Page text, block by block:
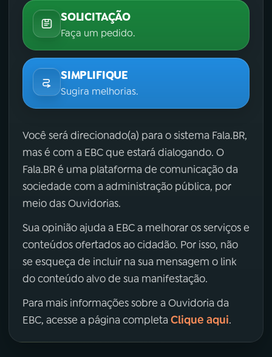
SOLICITAÇÃO
Faça um pedido.
SIMPLIFIQUE
Sugira melhorias.
Você será direcionado(a) para o sistema Fala.BR,
mas é com a EBC que estará dialogando. O
Fala.BR é uma plataforma de comunicação da
sociedade com a administração pública, por
meio das Ouvidorias.
Sua opinião ajuda a EBC a melhorar os serviços e
conteúdos ofertados ao cidadão. Por isso, não
se esqueça de incluir na sua mensagem o link
do conteúdo alvo de sua manifestação.
Para mais informações sobre a Ouvidoria da
EBC, acesse a página completa Clique aqui.